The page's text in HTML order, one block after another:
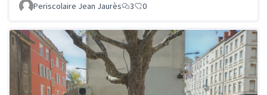
Periscolaire Jean Jaurès
3 0